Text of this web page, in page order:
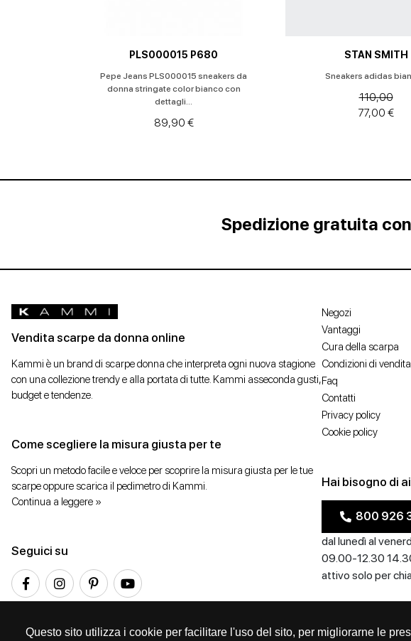
Questo sito utilizza i cookie per facilitare l'uso del sito, per migliorarne le
PLS000015 P680
Pepe Jeans PLS000015 sneakers da
donna stringate color bianco con
dettagli...
89,90 €
STAN SMITH
Sneakers adidas
110,00
77,00 €
Spedizione gratuita
Vendita scarpe da donna online
Kammi è un brand di scarpe donna che interpreta ogni nuova stagione
con una collezione trendy e alla portata di tutte. Kammi asseconda gusti,
budget e tendenze.
Come scegliere la misura giusta per te
Scopri un metodo facile e veloce per scoprire la misura giusta per le tue
scarpe oppure scarica il pedimetro di Kammi.
Continua a leggere »
Seguici su
Negozi
Vantaggi
Cura della scarpa
Condizioni di vendita
Faq
Contatti
Privacy policy
Cookie policy
Hai bisogno di
800 926
dal lunedì al
09.00-12.30
attivo solo per